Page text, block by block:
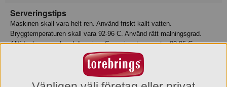
Serveringstips
Maskinen skall vara helt ren. Använd friskt kallt vatten.
Bryggtemperaturen skall vara 92-96 C. Använd rätt malningsgrad.
Alltid rekommenderad dosering. Serveringstemperatur 80-85 C.